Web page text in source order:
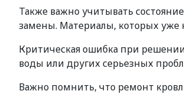
Также важно учитывать
замены. Материалы, которых уже
Критическая ошибка при
воды или других серьезных
Важно помнить, что ремонт